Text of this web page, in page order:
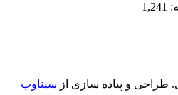
طراحی و پیاده سازی از سیناوب